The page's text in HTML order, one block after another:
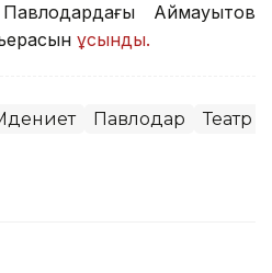
Аймауытов
ұсынды.
Павлодар Театр